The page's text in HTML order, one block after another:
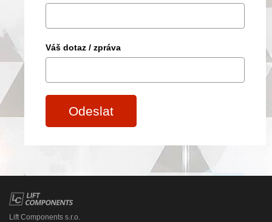
Váš dotaz / zpráva
Odeslat
Lift Components s.r.o.